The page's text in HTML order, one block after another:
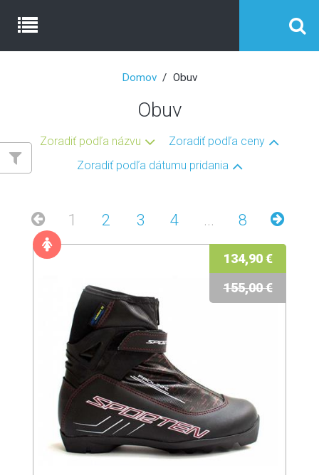
Domov Obuv
Obuv
Zoradiť podľa názvu
Zoradiť podľa ceny
Zoradiť podľa dátumu pridania
1 2 3 4 ... 8
134,90 €
155,00 €